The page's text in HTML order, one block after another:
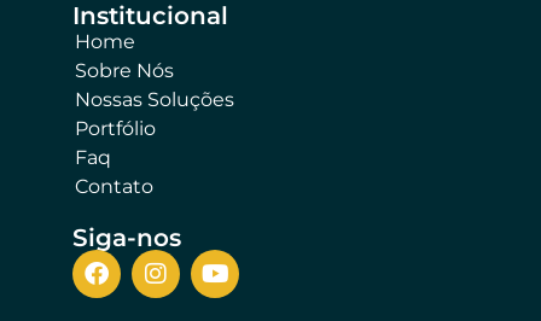
Institucional​
Home
Sobre Nós
Nossas Soluções
Portfólio
Faq
Contato
Siga-nos